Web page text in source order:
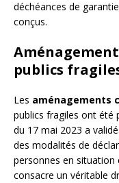
déchéances de
conçus.
publics
Les aménagements
publics fragiles ont été
du 17 mai 2023 a
des modalités de
personnes en situation
consacre un véritable